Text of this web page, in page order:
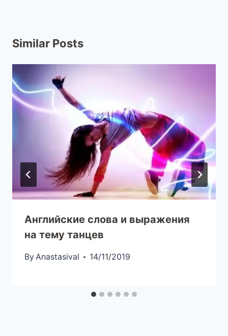
Similar Posts
Английские слова и выражения
на тему танцев
ByAnastasival 14/11/2019